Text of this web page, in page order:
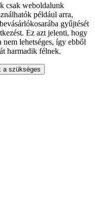
csak weboldalunk
például arra,
gyűjtését
Ez azt jelenti, hogy
nem lehetséges, így ebből
harmadik félnek.
a szükséges